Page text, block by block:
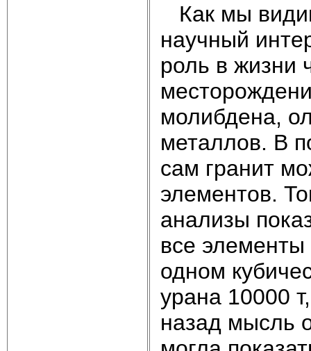
Как мы
научный
роль в жизни
молибдена,
металлов. В
сам гранит
элементов.
анализы
все
одном
урана 10000
назад мысль